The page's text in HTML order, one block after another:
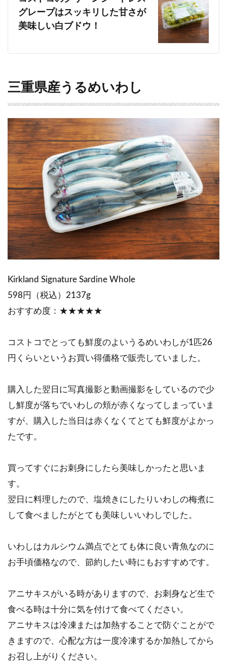
グレープはスッキリした甘さが
美味しい白ブドウ！
三重県産うるめいわし
Kirkland Signature Sardine Whole
598円（税込）2137g
おすすめ度：★★★★★
コストコでとっても鮮度のよいうるめいわしが1匹26
円くらいというお買い得価格で販売していました。
購入した翌日に写真撮影と動画撮影をしているので少
し鮮度が落ちでいわしの頬が赤くなってしまっていま
すが、購入した当日は赤くなくてとても鮮度がよかっ
たです。
買ってすぐにお刺身にしたら美味しかったと思いま
す。
翌日に料理したので、塩焼きにしたりいわしの梅煮に
して食べましたがとても美味しいいわしでした。
いわしはカルシウム満点でとても体に良い青魚なのに
お手頃価格なので、節約したい時にもおすすめです。
アニサキスがいる時がありますので、お刺身など生で
食べる時は十分に気を付けて食べてください。
アニサキスは冷凍または加熱することで防ぐことがで
きますので、心配な方は一度冷凍するか加熱してから
お召し上がりください。